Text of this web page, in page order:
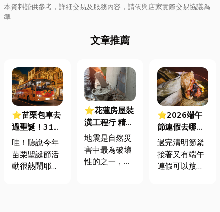
本資料謹供參考，詳細交易及服務內容，請依與店家實際交易協議為
準
文章推薦
⭐苗栗包車去
過聖誕！31組
藝人陪你狂歡
四晚！精彩活
動＆私房景點
哇！聽說今年
苗栗聖誕節活
動很熱鬧耶！
⭐花蓮房屋裝
潢工程行 精選
10大花蓮房屋
裝潢工程行！
震後房子出現
地震是自然災
害中最為破壞
性的之一，它
⭐2026端午
節連假去哪
裡？端午節禁
忌、端午節活
動整理懶人包
過完清明節緊
接著又有端午
連假可以放